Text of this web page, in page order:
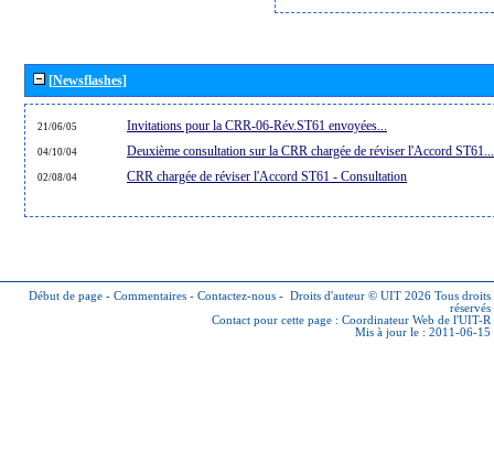
[Newsflashes]
21/06/05 Invitations pour la CRR-06-Rév.ST61 envoyées...
04/10/04 Deuxième consultation sur la CRR chargée de réviser l'Accord ST61...
02/08/04 CRR chargée de réviser l'Accord ST61 - Consultation
Début de page - Commentaires - Contactez-nous - Droits d'auteur © UIT 2026 Tous droits
réservés
Contact pour cette page : Coordinateur Web de l'UIT-R
Mis à jour le : 2011-06-15